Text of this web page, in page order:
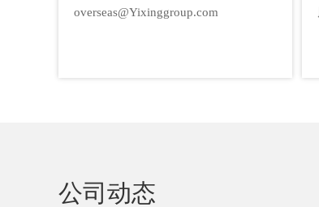
overseas@Yixinggroup.com
公司动态